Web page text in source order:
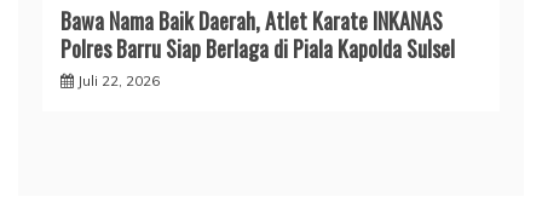
​Bawa Nama Baik Daerah, Atlet Karate INKANAS
Polres Barru Siap Berlaga di Piala Kapolda Sulsel
Juli 22, 2026